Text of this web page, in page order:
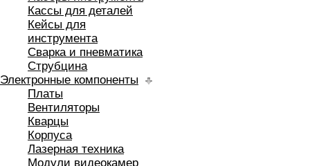
Кассы для деталей
Кейсы для
инструмента
Сварка и пневматика
Струбцина
Электронные компоненты
Платы
Вентиляторы
Кварцы
Корпуса
Лазерная техника
Модули видеокамер